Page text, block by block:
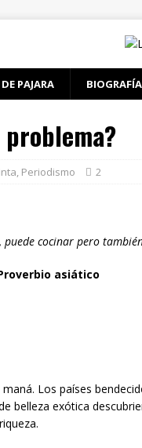
PAJARA
, Periodismo 2
puede cocinar pero
asiático
Los países
belleza exótica